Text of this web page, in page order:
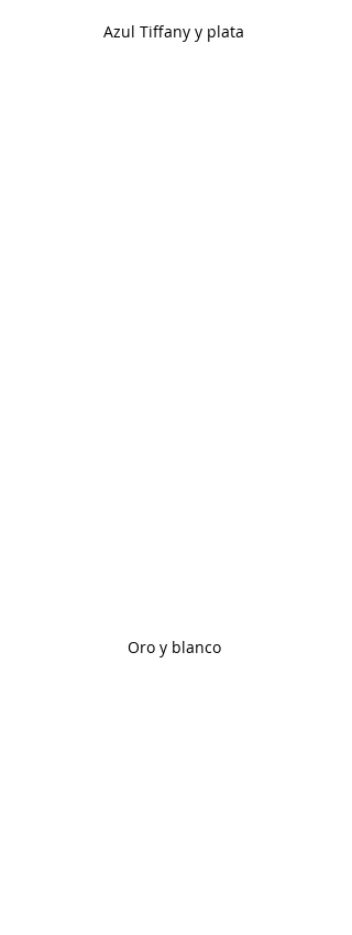
Azul Tiffany y plata
Oro y blanco